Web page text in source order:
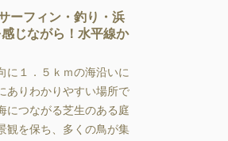
ーフィン・釣り・浜
じながら！水平線か
に１．５ｋｍの海沿いに
ありわかりやすい場所で
につながる芝生のある庭
観を保ち、多くの鳥が集